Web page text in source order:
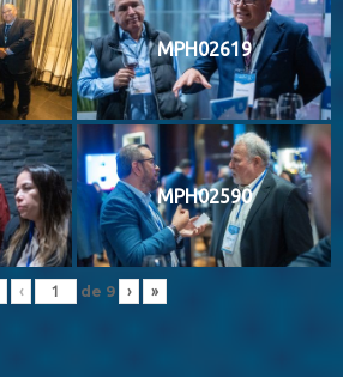
MPH02619
MPH02590
‹ de 9 › »